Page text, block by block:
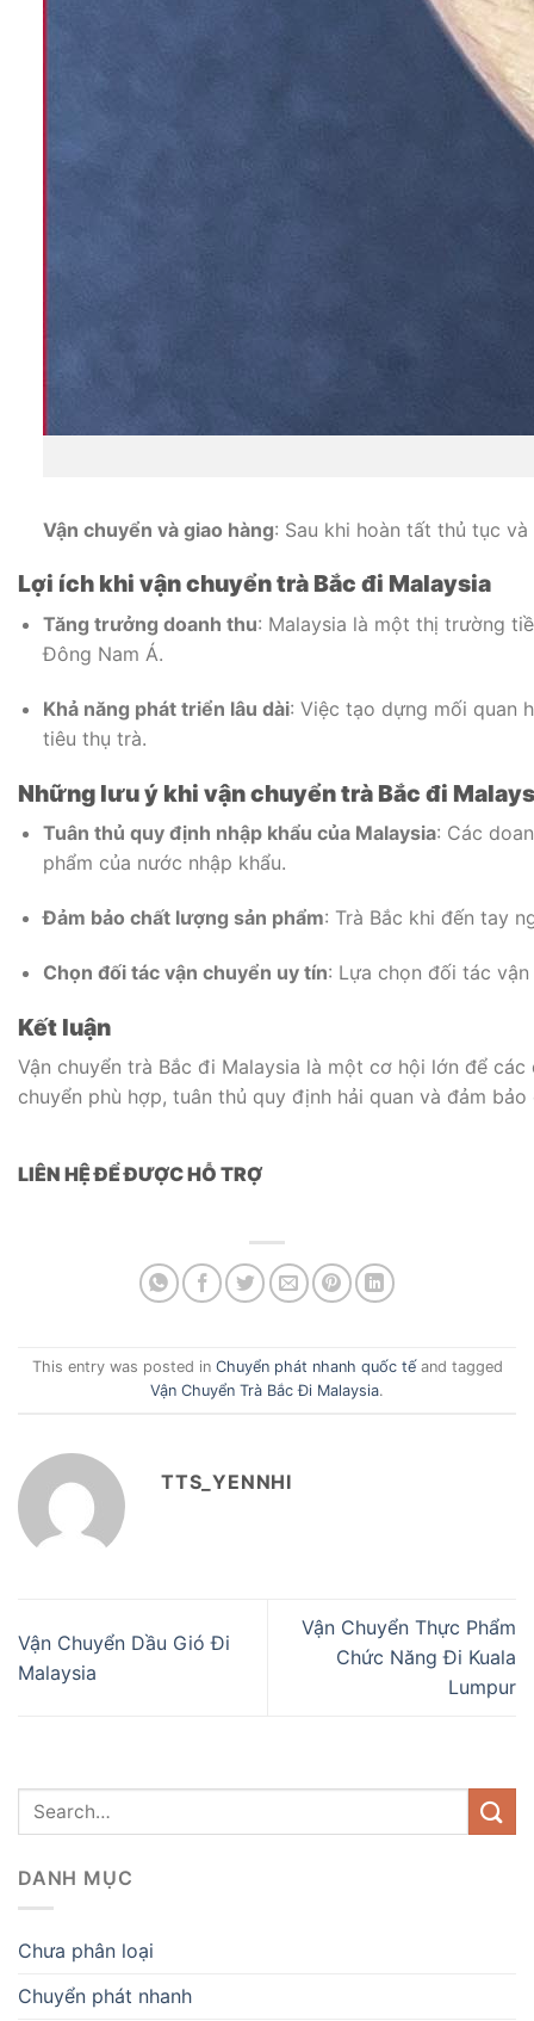
Vận chuyển và giao hàng: Sau khi hoàn tất thủ tục
Lợi ích khi vận chuyển trà Bắc đi Malaysia
Tăng trưởng doanh thu: Malaysia là một thị trường
Đông Nam Á.
Khả năng phát triển lâu dài: Việc tạo dựng mối quan
tiêu thụ trà.
Những lưu ý khi vận chuyển trà Bắc đi
Tuân thủ quy định nhập khẩu của Malaysia: Các
phẩm của nước nhập khẩu.
Đảm bảo chất lượng sản phẩm: Trà Bắc khi đến tay
Chọn đối tác vận chuyển uy tín: Lựa chọn đối tác
Kết luận
Vận chuyển trà Bắc đi Malaysia là một cơ hội lớn để
chuyển phù hợp, tuân thủ quy định hải quan và đảm
LIÊN HỆ ĐỂ ĐƯỢC HỖ TRỢ
This entry was posted in Chuyển phát nhanh quốc tếand tagged
Vận Chuyển Trà Bắc Đi Malaysia.
TTS_YENNHI
Vận Chuyển Dầu Gió Đi
Malaysia
Vận Chuyển Thực Phẩm
Chức Năng Đi Kuala
Lumpur
DANH MỤC
Chưa phân loại
Chuyển phát nhanh